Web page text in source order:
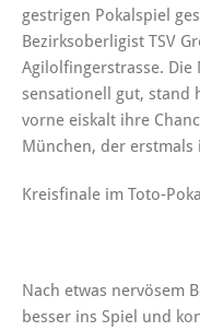
gestrigen Pokalspiel
Bezirksoberligist TSV
Agilolfingerstrasse. Die
sensationell gut, stand
vorne eiskalt ihre
München, der erstmals
Kreisfinale im Toto-
Nach etwas nervösem
besser ins Spiel und